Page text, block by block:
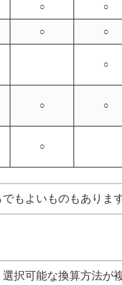
○ ○
○ ○
○
○ ○
○
でもよいものもあります
選択可能な換算方法が